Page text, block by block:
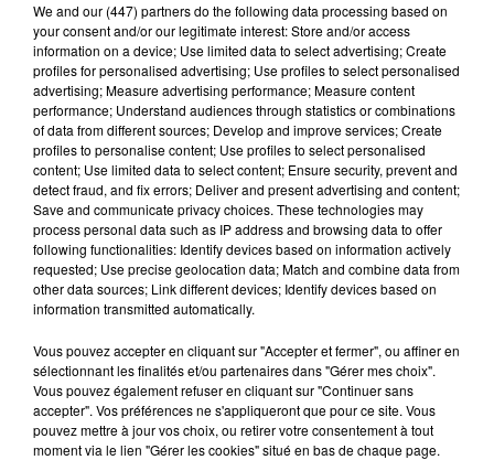
Lecture (1 min 14 sec)
100%
100% Radio l'agenda du Comminges
26 août 2024 - 1 min 14 sec
L'AGENDA DU COMMINGES DU 26/08/2024 À
07H48
We and our (447) partnersdo the following data processing based on
your consent and/or our legitimate interest: Store and/or access
information on a device; Use limited data to select advertising; Create
profiles for personalised advertising; Use profiles to select personalised
advertising; Measure advertising performance; Measure content
performance; Understand audiences through statistics or combinations
of data from different sources; Develop and improve services; Create
profiles to personalise content; Use profiles to select personalised
content; Use limited data to select content; Ensure security, prevent and
detect fraud, and fix errors; Deliver and present advertising and content;
Save and communicate privacy choices. These technologies may
process personal data such as IP address and browsing data to offer
following functionalities: Identify devices based on information actively
requested; Use precise geolocation data; Match and combine data from
other data sources; Link different devices; Identify devices based on
information transmitted automatically.
Vous pouvez accepter en cliquant sur "Accepter et fermer", ou affiner en
sélectionnant les finalités et/ou partenaires dans "Gérer mes choix".
Vous pouvez également refuser en cliquant sur "Continuer sans
accepter". Vos préférences ne s'appliqueront que pour ce site. Vous
pouvez mettre à jour vos choix, ou retirer votre consentement à tout
moment via le lien "Gérer les cookies" situé en bas de chaque page.